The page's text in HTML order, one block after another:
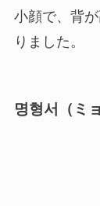
小顔で、背
りました。
명형서（ミ